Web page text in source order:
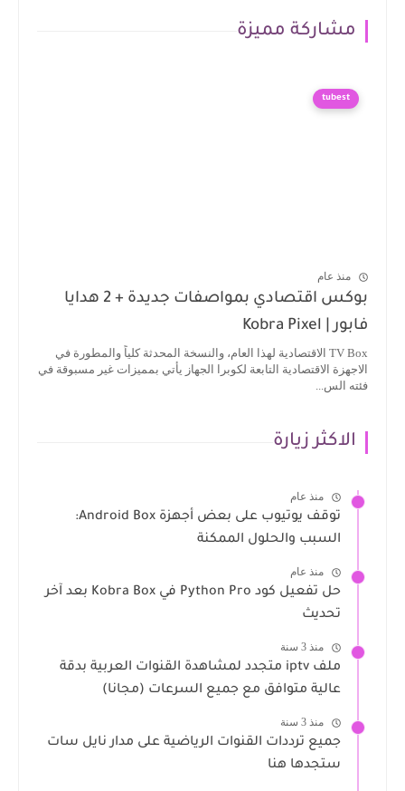
مشاركة مميزة
tubest
منذ عام
بوكس اقتصادي بمواصفات جديدة + 2 هدايا
فابور | Kobra Pixel
TV Box الاقتصادية لهذا العام، والنسخة المحدثة كلياً والمطورة في
الاجهزة الاقتصادية التابعة لكوبرا الجهاز يأتي بمميزات غير مسبوقة في
فئته الس...
الاكثر زيارة
منذ عام
توقف يوتيوب على بعض أجهزة Android Box:
السبب والحلول الممكنة
منذ عام
حل تفعيل كود Python Pro في Kobra Box بعد آخر
تحديث
منذ 3 سنة
ملف iptv متجدد لمشاهدة القنوات العربية بدقة
عالية متوافق مع جميع السرعات (مجانا)
منذ 3 سنة
جميع ترددات القنوات الرياضية على مدار نايل سات
ستجدها هنا